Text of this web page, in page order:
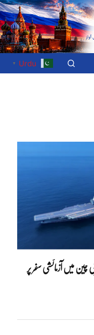
Urdu
▼
چین میں آزمائشی سفر پر